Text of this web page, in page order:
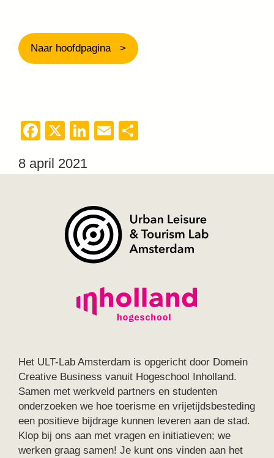
Naar hoofdpagina
Facebook
X LinkedIn
Email
8 april 2021
Het ULT-Lab Amsterdam is opgericht door Domein
Creative Business vanuit Hogeschool Inholland.
Samen met werkveld partners en studenten
onderzoeken we hoe toerisme en vrijetijdsbesteding
een positieve bijdrage kunnen leveren aan de stad.
Klop bij ons aan met vragen en initiatieven; we
werken graag samen! Je kunt ons vinden aan het